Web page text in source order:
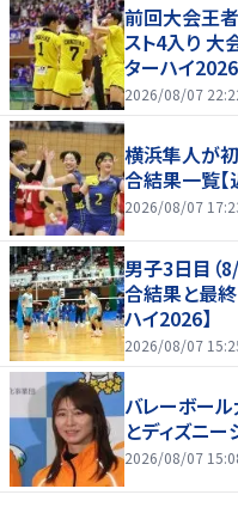
前回大会王
スト4入り 大
ターハイ2026
2026/08/07
横浜隼人が
合結果一覧【
2026/08/07
男子3日目（
合結果と最終
ハイ2026】
2026/08/07
バレーボー
とディズニ
2026/08/07